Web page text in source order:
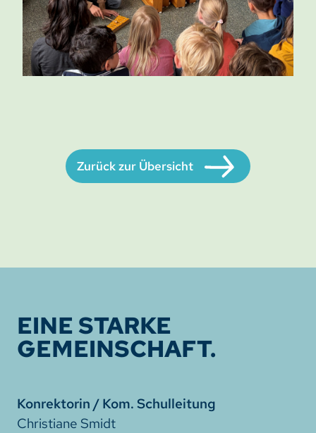
Zurück zur Übersicht
EINE STARKE
GEMEINSCHAFT.
Konrektorin / Kom. Schulleitung
Christiane Smidt